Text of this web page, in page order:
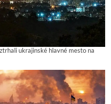
ukrajinské hlavné mesto na